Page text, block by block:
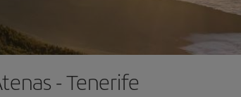
- Tenerife